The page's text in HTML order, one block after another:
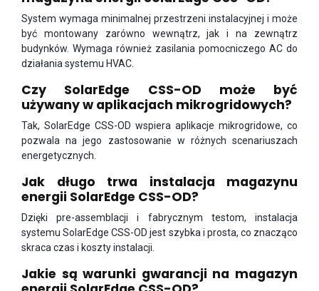
System wymaga minimalnej przestrzeni instalacyjnej i może
być montowany zarówno wewnątrz, jak i na zewnątrz
budynków. Wymaga również zasilania pomocniczego AC do
działania systemu HVAC.
Czy SolarEdge CSS-OD może być
używany w aplikacjach mikrogridowych?
Tak, SolarEdge CSS-OD wspiera aplikacje mikrogridowe, co
pozwala na jego zastosowanie w różnych scenariuszach
energetycznych.
Jak długo trwa instalacja magazynu
energii SolarEdge CSS-OD?
Dzięki pre-assemblacji i fabrycznym testom, instalacja
systemu SolarEdge CSS-OD jest szybka i prosta, co znacząco
skraca czas i koszty instalacji.
Jakie są warunki gwarancji na magazyn